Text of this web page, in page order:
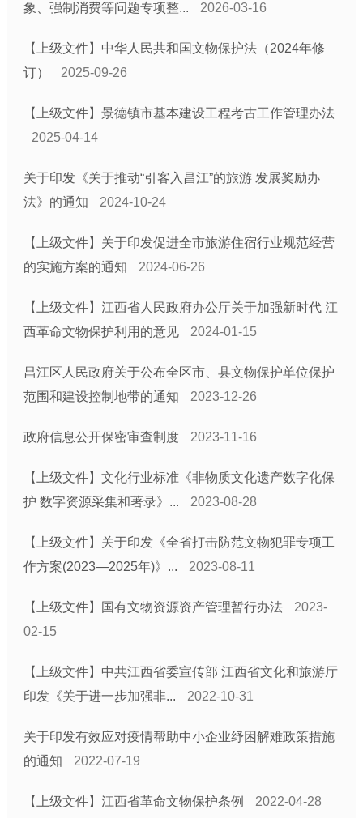
象、强制消费等问题专项整...
2026-03-16
【上级文件】中华人民共和国文物保护法（2024年修
订）
2025-09-26
【上级文件】景德镇市基本建设工程考古工作管理办法
2025-04-14
关于印发《关于推动“引客入昌江”的旅游 发展奖励办
法》的通知
2024-10-24
【上级文件】关于印发促进全市旅游住宿行业规范经营
的实施方案的通知
2024-06-26
【上级文件】江西省人民政府办公厅关于加强新时代 江
西革命文物保护利用的意见
2024-01-15
昌江区人民政府关于公布全区市、县文物保护单位保护
范围和建设控制地带的通知
2023-12-26
政府信息公开保密审查制度 2023-11-16
【上级文件】文化行业标准《非物质文化遗产数字化保
护 数字资源采集和著录》...
2023-08-28
【上级文件】关于印发《全省打击防范文物犯罪专项工
作方案(2023—2025年)》...
2023-08-11
【上级文件】国有文物资源资产管理暂行办法
2023-
02-15
【上级文件】中共江西省委宣传部 江西省文化和旅游厅
印发《关于进一步加强非...
2022-10-31
关于印发有效应对疫情帮助中小企业纾困解难政策措施
的通知
2022-07-19
【上级文件】江西省革命文物保护条例 2022-04-28